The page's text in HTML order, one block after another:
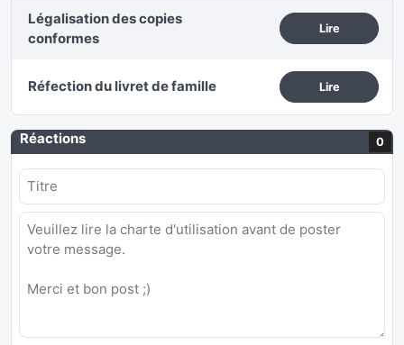
Légalisation des copies
conformes
Lire
Réfection du livret de famille Lire
Réactions 0